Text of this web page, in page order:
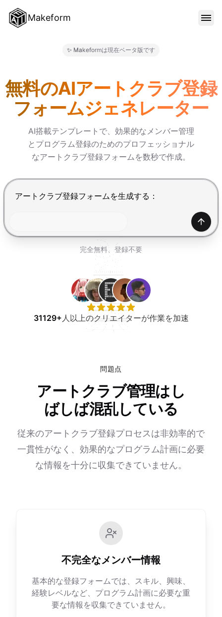
Makeform
ブログ
料金
✨ Makeformは現在ベータ版です
無料のAIアートクラブ登録
フォームジェネレーター
AI搭載テンプレートで、効果的なメンバー管理
とプログラム登録のためのプロフェッショナル
なアートクラブ登録フォームを数秒で作成。
Enterで送信、Shift+Enterで改行
生成
完全無料、登録不要
31129+人以上のクリエイターが作業を加速
問題点
アートクラブ管理はし
ばしば混乱している
従来のアートクラブ登録プロセスは非効率的で
一貫性がなく、効果的なプログラム計画に必要
な情報を十分に収集できていません。
不完全なメンバー情報
基本的な登録フォームでは、スキル、興味、
経験レベルなど、プログラム計画に必要な重
要な情報を収集できていません。